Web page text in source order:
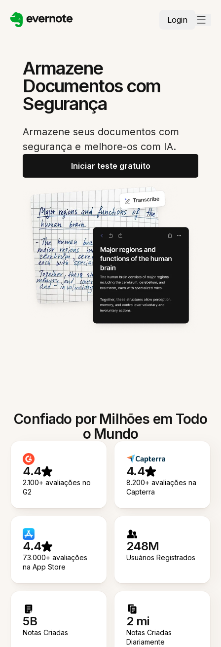
Login
Armazene
Documentos com
Segurança
Armazene seus documentos com
segurança e melhore-os com IA.
Iniciar teste gratuito
Confiado por Milhões em Todo
o Mundo
4.4
2.100+ avaliações no
G2
4.4
8.200+ avaliações na
Capterra
4.4
73.000+ avaliações
na App Store
248M
Usuários Registrados
5B
Notas Criadas
2 mi
Notas Criadas
Diariamente